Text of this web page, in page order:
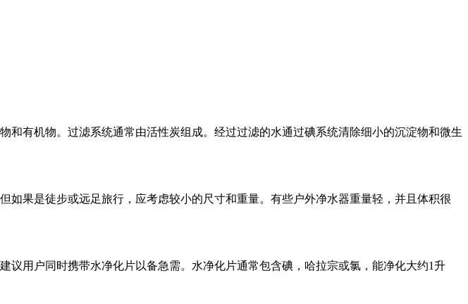
有机物。过滤系统通常由活性炭组成。经过过滤的水通过碘系统清除细小的沉淀物和微生
果是徒步或远足旅行，应考虑较小的尺寸和重量。有些户外净水器重量轻，并且体积很
用户同时携带水净化片以备急需。水净化片通常包含碘，哈拉宗或氯，能净化大约1升